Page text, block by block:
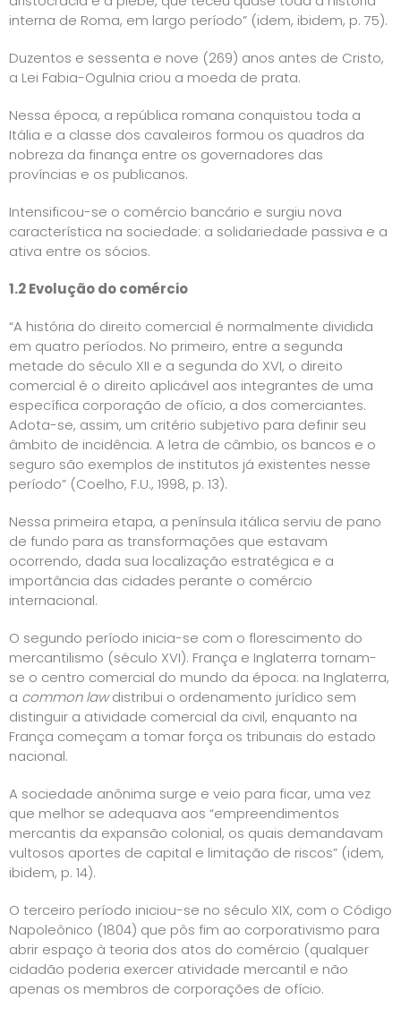
interna de Roma, em largo período” (idem, ibidem, p. 75).
Duzentos e sessenta e nove (269) anos antes de Cristo,
a Lei Fabia-Ogulnia criou a moeda de prata.
Nessa época, a república romana conquistou toda a
Itália e a classe dos cavaleiros formou os quadros da
nobreza da finança entre os governadores das
províncias e os publicanos.
Intensificou-se o comércio bancário e surgiu nova
característica na sociedade: a solidariedade passiva e a
ativa entre os sócios.
1.2 Evolução do comércio
“A história do direito comercial é normalmente dividida
em quatro períodos. No primeiro, entre a segunda
metade do século XII e a segunda do XVI, o direito
comercial é o direito aplicável aos integrantes de uma
específica corporação de ofício, a dos comerciantes.
Adota-se, assim, um critério subjetivo para definir seu
âmbito de incidência. A letra de câmbio, os bancos e o
seguro são exemplos de institutos já existentes nesse
período” (Coelho, F.U., 1998, p. 13).
Nessa primeira etapa, a península itálica serviu de pano
de fundo para as transformações que estavam
ocorrendo, dada sua localização estratégica e a
importância das cidades perante o comércio
internacional.
O segundo período inicia-se com o florescimento do
mercantilismo (século XVI). França e Inglaterra tornam-
se o centro comercial do mundo da época: na Inglaterra,
a common lawdistribui o ordenamento jurídico sem
distinguir a atividade comercial da civil, enquanto na
França começam a tomar força os tribunais do estado
nacional.
A sociedade anônima surge e veio para ficar, uma vez
que melhor se adequava aos “empreendimentos
mercantis da expansão colonial, os quais demandavam
vultosos aportes de capital e limitação de riscos” (idem,
ibidem, p. 14).
O terceiro período iniciou-se no século XIX, com o Código
Napoleônico (1804) que pôs fim ao corporativismo para
abrir espaço à teoria dos atos do comércio (qualquer
cidadão poderia exercer atividade mercantil e não
apenas os membros de corporações de ofício.